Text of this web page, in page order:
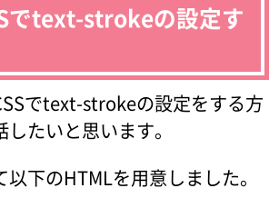
でtext-strokeの設定す
でtext-strokeの設定をする方
たいと思います。
下のHTMLを用意しました。